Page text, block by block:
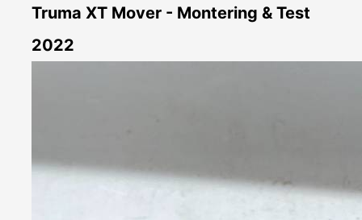
Truma XT Mover - Montering & Test
2022